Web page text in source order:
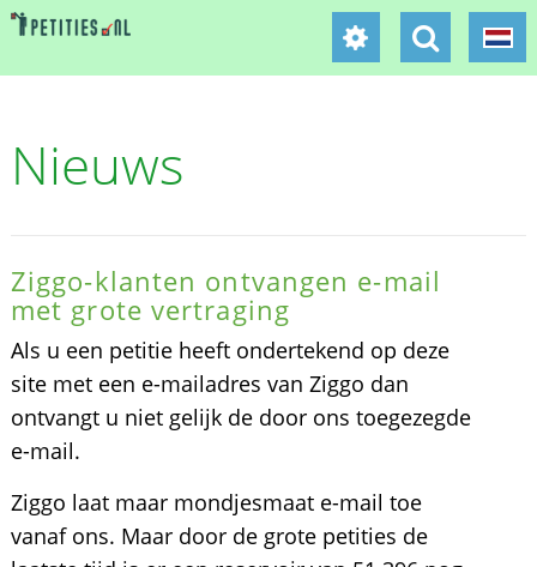
Nieuws
Ziggo-klanten ontvangen e-mail
met grote vertraging
Als u een petitie heeft ondertekend op deze
site met een e-mailadres van Ziggo dan
ontvangt u niet gelijk de door ons toegezegde
e-mail.
Ziggo laat maar mondjesmaat e-mail toe
vanaf ons. Maar door de grote petities de